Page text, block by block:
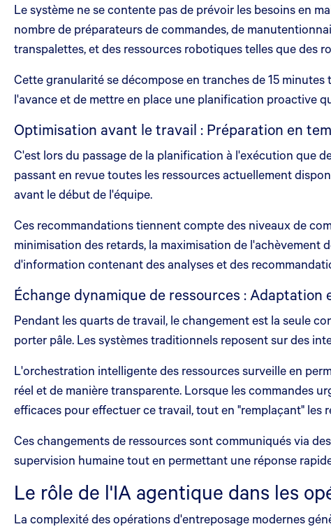
Le système ne se contente pas de prévoir les besoins en
nombre de préparateurs de commandes, de
transpalettes, et des ressources robotiques telles que des
Cette granularité se décompose en tranches de 15
l'avance et de mettre en place une planification proactive
Optimisation avant le travail : Préparation en
C'est lors du passage de la planification à l'exécution que
passant en revue toutes les ressources actuellement
avant le début de l'équipe.
Ces recommandations tiennent compte des niveaux de
minimisation des retards, la maximisation de
d'information contenant des analyses et des
Échange dynamique de ressources : Adaptation
Pendant les quarts de travail, le changement est la seule
porter pâle. Les systèmes traditionnels reposent sur des
L'orchestration intelligente des ressources surveille en
réel et de manière transparente. Lorsque les commandes
efficaces pour effectuer ce travail, tout en "remplaçant" les
Ces changements de ressources sont communiqués via
supervision humaine tout en permettant une réponse
Le rôle de l'IA agentique dans les
La complexité des opérations d'entreposage modernes